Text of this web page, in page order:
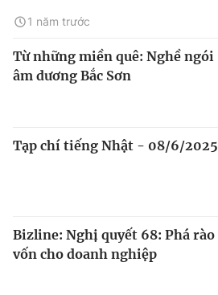
1 năm trước
Từ những miền quê: Nghề ngói
âm dương Bắc Sơn
Tạp chí tiếng Nhật - 08/6/2025
Bizline: Nghị quyết 68: Phá rào
vốn cho doanh nghiệp